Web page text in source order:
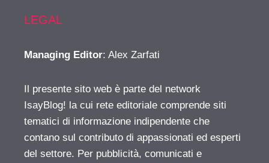
LEGAL
Managing Editor: Alex Zarfati
Il presente sito web è parte del network
IsayBlog! la cui rete editoriale comprende siti
tematici di informazione indipendente che
contano sul contributo di appassionati ed esperti
del settore. Per pubblicità, comunicati e